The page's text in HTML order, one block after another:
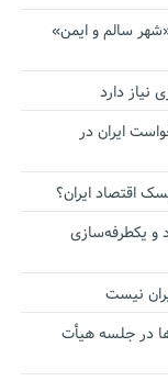
سالم و ایمن»
دارد
۱۰۳ در مأموریت‌ اقیانوسی/ ۵ درخواست ایران در
اقتصاد ایران؟
و یکطرفه‌سازی
نیست
در جلسه هیأت